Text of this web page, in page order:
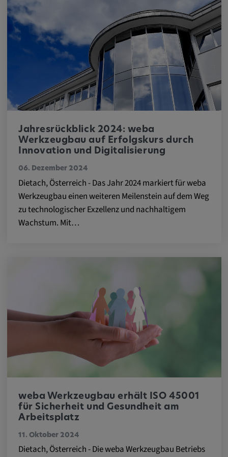
Jahresrückblick 2024: weba
Werkzeugbau auf Erfolgskurs durch
Innovation und Digitalisierung
06. Dezember 2024
Dietach, Österreich - Das Jahr 2024 markiert für weba
Werkzeugbau einen weiteren Meilenstein auf dem Weg
zu technologischer Exzellenz und nachhaltigem
Wachstum. Mit…
weba Werkzeugbau erhält ISO 45001
für Sicherheit und Gesundheit am
Arbeitsplatz
11. Oktober 2024
Dietach, Österreich - Die weba Werkzeugbau Betriebs
Cookie Laufzeit:
1 Jahr
Matterport
Name:
_mkto_trk, singular_device_id, _vis_opt_s,
_gcl_au, FPAU, _rdt_uuid, _zitok,
_vis_opt_exp_124_combi,
_uetvid, ajs_anonymous_id, _vwo_uuid,
_vwo_uuid_v2, _ga, _ga_W66Y5HELXX,
_cfuvid, __q_state_oerwbSnkKEjaiD3g,
apple_analytics, _clck, cookie_consent_v3
Diese Cookies werden von einem
eingebetteten Drittanbieter-Tool gesetzt und
dienen der Analyse von
Benutzerinteraktionen, der Verfolgung des
Verhaltens auf verschiedenen Websites
und/oder der Bereitstellung personalisierter
Werbung.
Alle externe Medien
Name:
Externe Medien
Zweck: